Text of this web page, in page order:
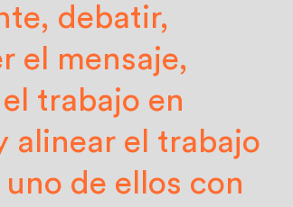
debatir,
el mensaje,
trabajo en
alinear el trabajo
de ellos con